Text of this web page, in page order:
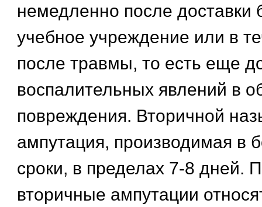
немедленно после доставки
учебное учреждение или в
после травмы, то есть еще
воспалительных явлений в
повреждения. Вторичной
ампутация, производимая в
сроки, в пределах 7-8 дней.
вторичные ампутации